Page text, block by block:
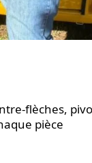
flèches,
pièce